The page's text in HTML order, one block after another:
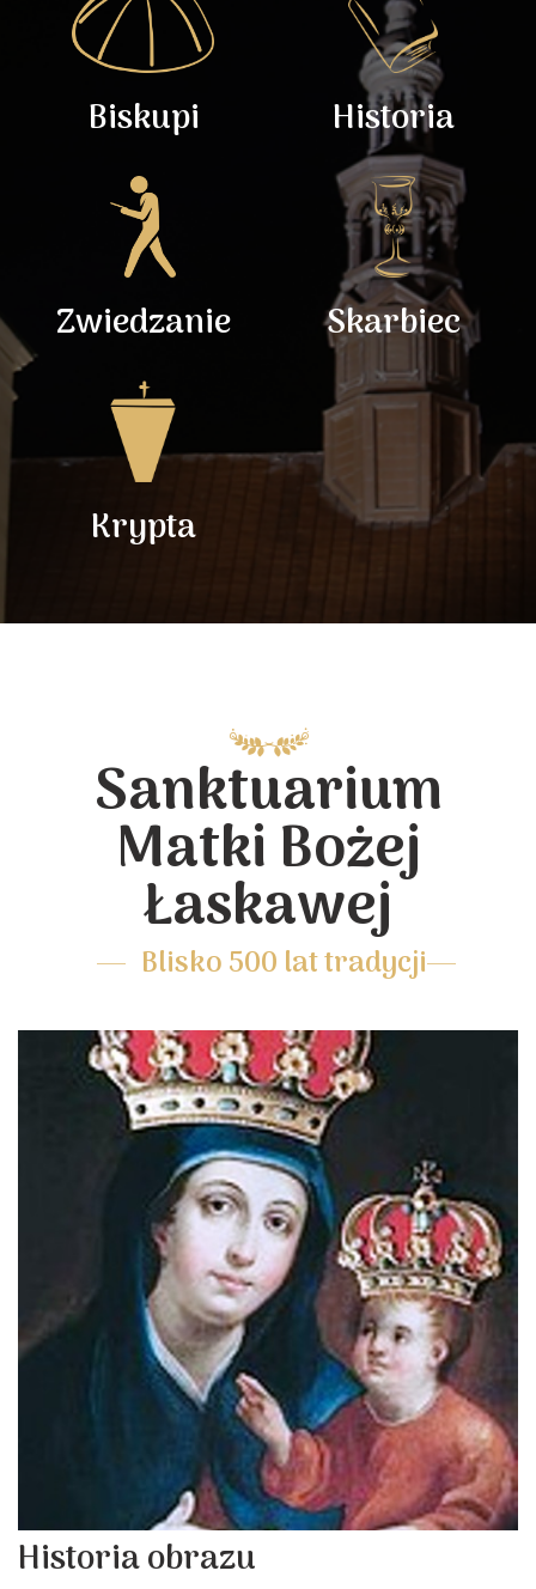
Biskupi Historia
Zwiedzanie Skarbiec
Krypta
Sanktuarium
Matki Bożej
Łaskawej
Blisko 500 lat tradycji
Historia obrazu